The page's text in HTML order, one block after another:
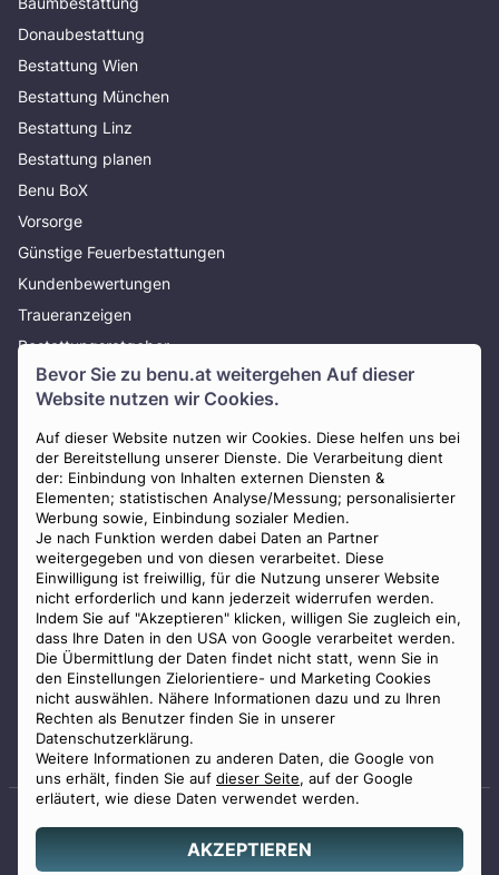
Bevor Sie zu benu.at weitergehen Auf dieser
Website nutzen wir Cookies.
Auf dieser Website nutzen wir Cookies. Diese helfen uns bei
der Bereitstellung unserer Dienste. Die Verarbeitung dient
der: Einbindung von Inhalten externen Diensten &
Elementen; statistischen Analyse/Messung; personalisierter
Werbung sowie, Einbindung sozialer Medien.
Je nach Funktion werden dabei Daten an Partner
weitergegeben und von diesen verarbeitet. Diese
Einwilligung ist freiwillig, für die Nutzung unserer Website
nicht erforderlich und kann jederzeit widerrufen werden.
Indem Sie auf "Akzeptieren" klicken, willigen Sie zugleich ein,
dass Ihre Daten in den USA von Google verarbeitet werden.
Die Übermittlung der Daten findet nicht statt, wenn Sie in
den Einstellungen Zielorientiere- und Marketing Cookies
nicht auswählen. Nähere Informationen dazu und zu Ihren
Rechten als Benutzer finden Sie in unserer
Datenschutzerklärung.
Weitere Informationen zu anderen Daten, die Google von
uns erhält, finden Sie auf dieser Seite, auf der Google
erläutert, wie diese Daten verwendet werden.
AKZEPTIEREN
Donaubestattung
Bestattung Wien
Bestattung München
Bestattung Linz
Bestattung planen
Benu BoX
Vorsorge
Günstige Feuerbestattungen
Kundenbewertungen
Traueranzeigen
Bestattungsratgeber
Über uns
Presse
AGB
Impressum
Datenschutz
Widerrufsbelehrung
Zahlungsmöglichkeiten
Staatlich geprüfter
© 2026 Benu GmbH. Alle Rechte vorbehalten.